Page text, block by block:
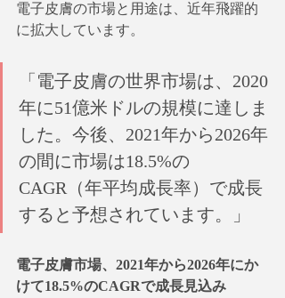
電子皮膚の市場と用途は、近年飛躍的
に拡大しています。
「電子皮膚の世界市場は、2020
年に51億米ドルの規模に達しま
した。今後、2021年から2026年
の間に市場は18.5%の
CAGR（年平均成長率）で成長
すると予想されています。」
電子皮膚市場、2021年から2026年にか
けて18.5%のCAGRで成長見込み